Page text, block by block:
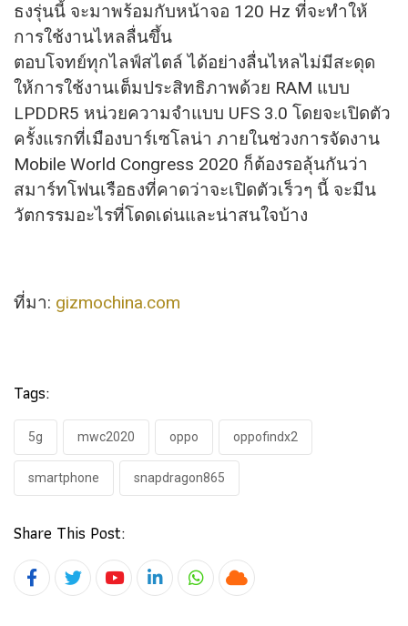
ธงรุ่นนี้ จะมาพร้อมกับหน้าจอ 120 Hz ที่จะทำให้
การใช้งานไหลลื่นขึ้น
ตอบโจทย์ทุกไลฟ์สไตล์ ได้อย่างลื่นไหลไม่มีสะดุด
ให้การใช้งานเต็มประสิทธิภาพด้วย RAM แบบ
LPDDR5 หน่วยความจำแบบ UFS 3.0 โดยจะเปิดตัว
ครั้งแรกที่เมืองบาร์เซโลน่า ภายในช่วงการจัดงาน
Mobile World Congress 2020 ก็ต้องรอลุ้นกันว่า
สมาร์ทโฟนเรือธงที่คาดว่าจะเปิดตัวเร็วๆ นี้ จะมีน
วัตกรรมอะไรที่โดดเด่นและน่าสนใจบ้าง
ที่มา: gizmochina.com
Tags:
5g mwc2020 oppo oppofindx2
smartphone snapdragon865
Share This Post:
YoutubeLinkedInWhatsapp
Cloud